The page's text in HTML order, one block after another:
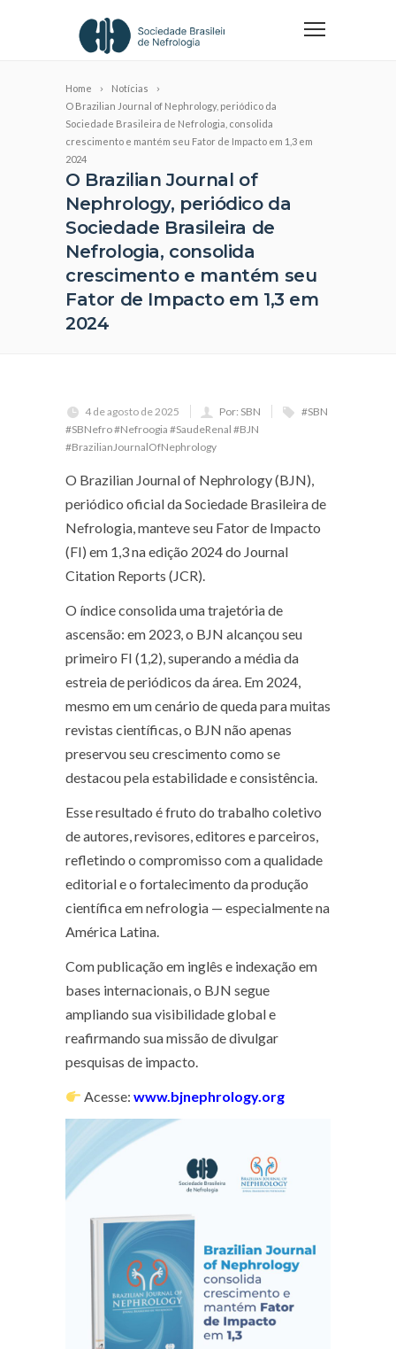
Home
Notícias
O Brazilian Journal of Nephrology, periódico da
Sociedade Brasileira de Nefrologia, consolida
crescimento e mantém seu Fator de Impacto em 1,3 em
2024
O Brazilian Journal of
Nephrology, periódico da
Sociedade Brasileira de
Nefrologia, consolida
crescimento e mantém seu
Fator de Impacto em 1,3 em
2024
4 de agosto de 2025 Por: SBN
#SBN
#SBNefro #Nefroogia #SaudeRenal #BJN
#BrazilianJournalOfNephrology
O Brazilian Journal of Nephrology (BJN),
periódico oficial da Sociedade Brasileira de
Nefrologia, manteve seu Fator de Impacto
(FI) em 1,3 na edição 2024 do Journal
Citation Reports (JCR).
O índice consolida uma trajetória de
ascensão: em 2023, o BJN alcançou seu
primeiro FI (1,2), superando a média da
estreia de periódicos da área. Em 2024,
mesmo em um cenário de queda para muitas
revistas científicas, o BJN não apenas
preservou seu crescimento como se
destacou pela estabilidade e consistência.
Esse resultado é fruto do trabalho coletivo
de autores, revisores, editores e parceiros,
refletindo o compromisso com a qualidade
editorial e o fortalecimento da produção
científica em nefrologia — especialmente na
América Latina.
Com publicação em inglês e indexação em
bases internacionais, o BJN segue
ampliando sua visibilidade global e
reafirmando sua missão de divulgar
pesquisas de impacto.
Acesse:www.bjnephrology.org